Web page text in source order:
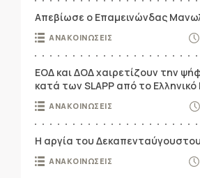
Απεβίωσε ο Επαμεινώνδας
ΑΝΑΚΟΙΝΩΣΕΙΣ
ΕΟΔ και ΔΟΔ χαιρετίζουν την
κατά των SLAPP από το Ελληνικό
ΑΝΑΚΟΙΝΩΣΕΙΣ
Η αργία του Δεκαπενταύγουστου
ΑΝΑΚΟΙΝΩΣΕΙΣ